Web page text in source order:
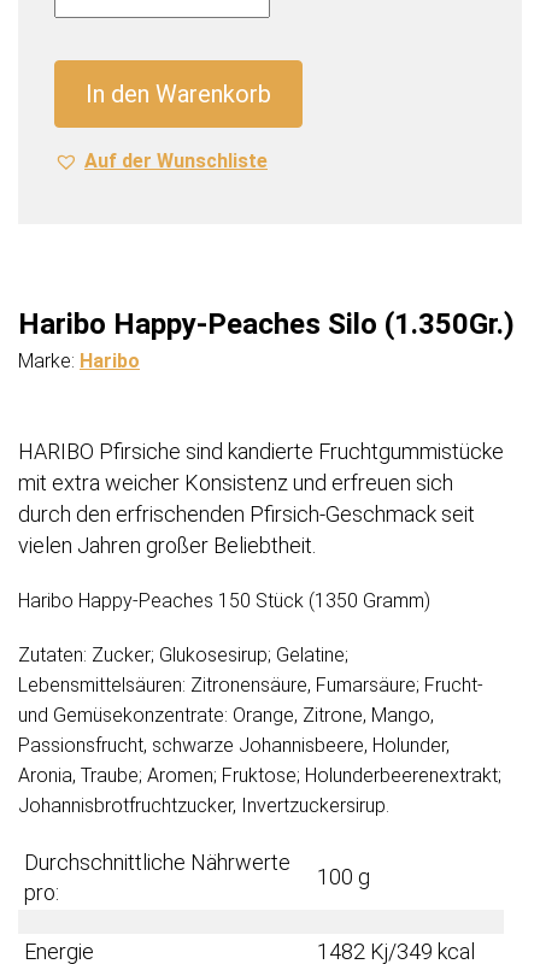
Peaches
MengeIn den Warenkorb
Auf der Wunschliste
Haribo Happy-Peaches Silo (1.350Gr.)
Marke: Haribo
HARIBO Pfirsiche sind kandierte Fruchtgummistücke
mit extra weicher Konsistenz und erfreuen sich
durch den erfrischenden Pfirsich-Geschmack seit
vielen Jahren großer Beliebtheit.
Haribo Happy-Peaches 150 Stück (1350 Gramm)
Zutaten: Zucker; Glukosesirup; Gelatine;
Lebensmittelsäuren: Zitronensäure, Fumarsäure; Frucht-
und Gemüsekonzentrate: Orange, Zitrone, Mango,
Passionsfrucht, schwarze Johannisbeere, Holunder,
Aronia, Traube; Aromen; Fruktose; Holunderbeerenextrakt;
Johannisbrotfruchtzucker, Invertzuckersirup.
Durchschnittliche Nährwerte
pro:
100 g
Energie
1482 Kj/349 kcal